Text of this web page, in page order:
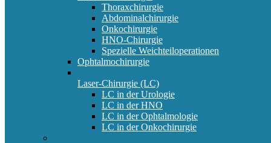
Thoraxchirurgie
Abdominalchirurgie
Onkochirurgie
HNO-Chirurgie
Spezielle Weichteiloperationen
Ophtalmochirurgie
Laser-Chirurgie (LC)
LC in der Urologie
LC in der HNO
LC in der Ophtalmologie
LC in der Onkochirurgie